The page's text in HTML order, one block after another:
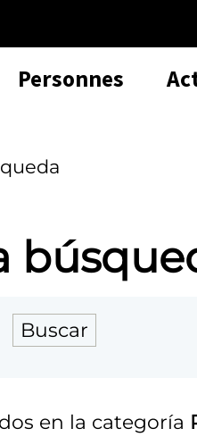
Personnes
en la categoría